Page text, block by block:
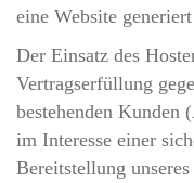
eine Website
Der Einsatz des
Vertragserfüllung
bestehenden
im Interesse einer
Bereitstellung